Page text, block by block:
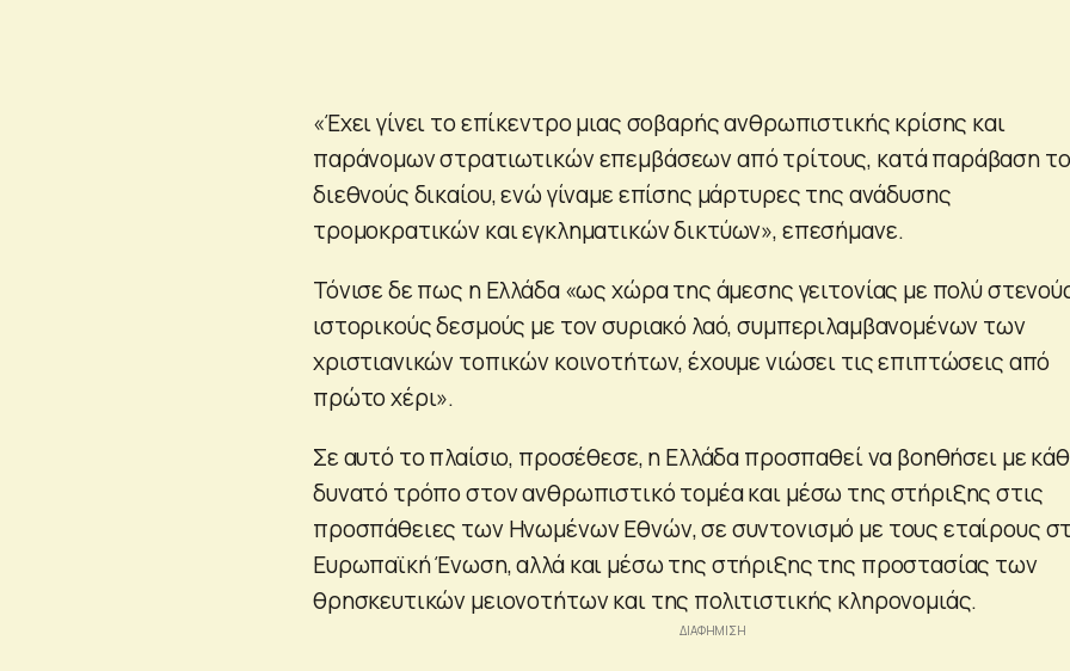
«Έχει γίνει το επίκεντρο μιας σοβαρής ανθρωπιστικής κρίσης και
παράνομων στρατιωτικών επεμβάσεων από τρίτους, κατά παράβαση
διεθνούς δικαίου, ενώ γίναμε επίσης μάρτυρες της ανάδυσης
τρομοκρατικών και εγκληματικών δικτύων», επεσήμανε.
Τόνισε δε πως η Ελλάδα «ως χώρα της άμεσης γειτονίας με πολύ
ιστορικούς δεσμούς με τον συριακό λαό, συμπεριλαμβανομένων των
χριστιανικών τοπικών κοινοτήτων, έχουμε νιώσει τις επιπτώσεις από
πρώτο χέρι».
Σε αυτό το πλαίσιο, προσέθεσε, η Ελλάδα προσπαθεί να βοηθήσει με
δυνατό τρόπο στον ανθρωπιστικό τομέα και μέσω της στήριξης στις
προσπάθειες των Ηνωμένων Εθνών, σε συντονισμό με τους εταίρους
Ευρωπαϊκή Ένωση, αλλά και μέσω της στήριξης της προστασίας των
θρησκευτικών μειονοτήτων και της πολιτιστικής κληρονομιάς.